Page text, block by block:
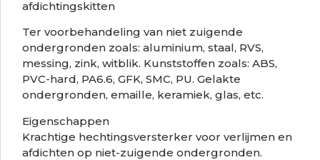
afdichtingskitten
Ter voorbehandeling van niet zuigende
ondergronden zoals: aluminium, staal, RVS,
messing, zink, witblik. Kunststoffen zoals: ABS,
PVC-hard, PA6.6, GFK, SMC, PU. Gelakte
ondergronden, emaille, keramiek, glas, etc.
Eigenschappen
Krachtige hechtingsversterker voor verlijmen en
afdichten op niet-zuigende ondergronden.